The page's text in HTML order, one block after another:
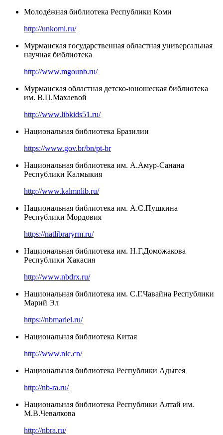
Молодёжная библиотека Республики Коми
http://unkomi.ru/
Мурманская государственная областная универсальная
научная библиотека
http://www.mgounb.ru/
Мурманская областная детско-юношеская библиотека
им. В.П.Махаевой
http://www.libkids51.ru/
Национальная библиотека Бразилии
https://www.gov.br/bn/pt-br
Национальная библиотека им. А.Амур-Санана
Республики Калмыкия
http://www.kalmnlib.ru/
Национальная библиотека им. А.С.Пушкина
Республики Мордовия
https://natlibraryrm.ru/
Национальная библиотека им. Н.Г.Доможакова
Республики Хакасия
http://www.nbdrx.ru/
Национальная библиотека им. С.Г.Чавайна Республики
Марий Эл
https://nbmariel.ru/
Национальная библиотека Китая
http://www.nlc.cn/
Национальная библиотека Республики Адыгея
http://nb-ra.ru/
Национальная библиотека Республики Алтай им.
М.В.Чевалкова
http://nbra.ru/